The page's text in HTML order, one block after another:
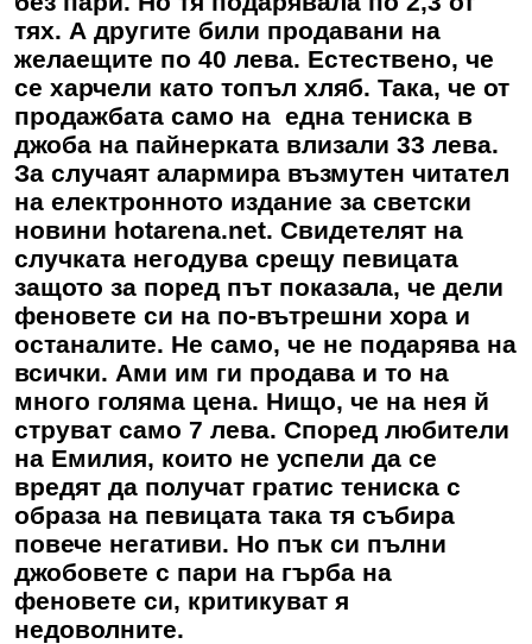
тях. А другите били продавани на
желаещите по 40 лева. Естествено, че
се харчели като топъл хляб. Така, че от
продажбата само на една тениска в
джоба на пайнерката влизали 33 лева.
За случаят алармира възмутен читател
на електронното издание за светски
новини hotarena.net. Свидетелят на
случката негодува срещу певицата
защото за поред път показала, че дели
феновете си на по-вътрешни хора и
останалите. Не само, че не подарява на
всички. Ами им ги продава и то на
много голяма цена. Нищо, че на нея й
струват само 7 лева. Според любители
на Емилия, които не успели да се
вредят да получат гратис тениска с
образа на певицата така тя събира
повече негативи. Но пък си пълни
джобовете с пари на гърба на
феновете си, критикуват я
недоволните.